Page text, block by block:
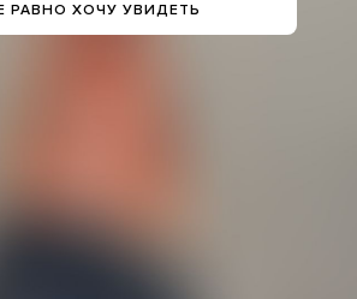
РАВНО ХОЧУ УВИДЕТЬ